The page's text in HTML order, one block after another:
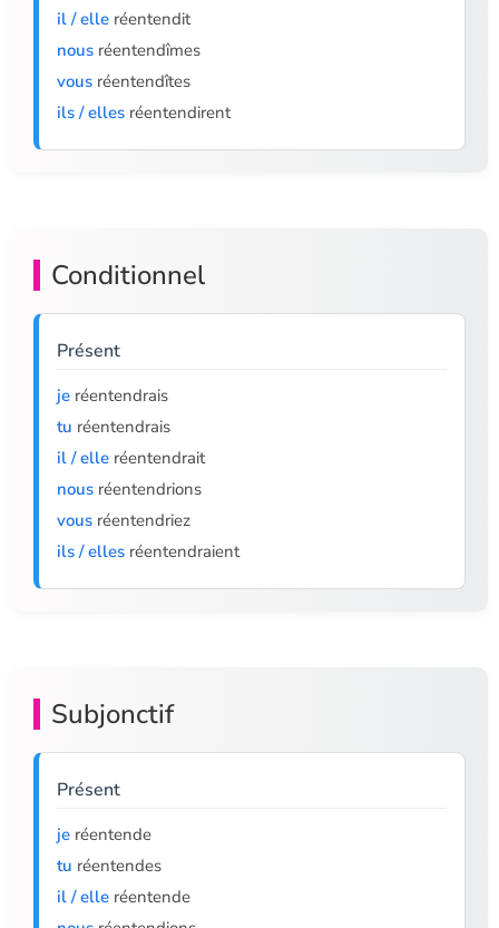
il / elle réentendit
nous réentendîmes
vous réentendîtes
ils / elles réentendirent
Conditionnel
Présent
je réentendrais
tu réentendrais
il / elle réentendrait
nous réentendrions
vous réentendriez
ils / elles réentendraient
Subjonctif
Présent
je réentende
tu réentendes
il / elle réentende